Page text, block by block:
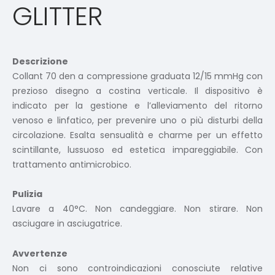
GLITTER
Descrizione
Collant 70 den a compressione graduata 12/15 mmHg con
prezioso disegno a costina verticale. Il dispositivo è
indicato per la gestione e l’alleviamento del ritorno
venoso e linfatico, per prevenire uno o più disturbi della
circolazione. Esalta sensualità e charme per un effetto
scintillante, lussuoso ed estetica impareggiabile. Con
trattamento antimicrobico.
Pulizia
Lavare a 40°C. Non candeggiare. Non stirare. Non
asciugare in asciugatrice.
Avvertenze
Non ci sono controindicazioni conosciute relative